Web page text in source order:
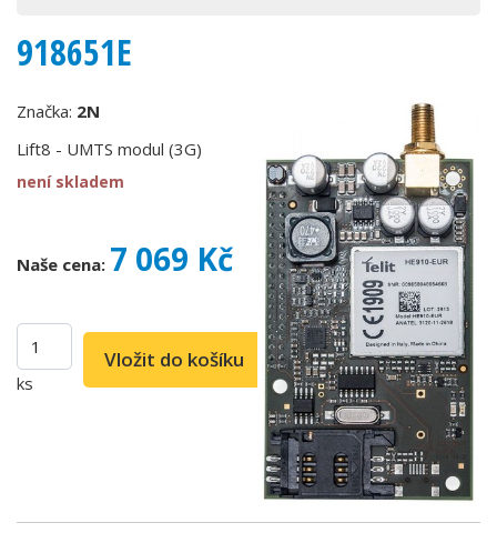
918651E
Značka: 2N
Lift8 - UMTS modul (3G)
není skladem
Naše cena: 7 069 Kč
ks